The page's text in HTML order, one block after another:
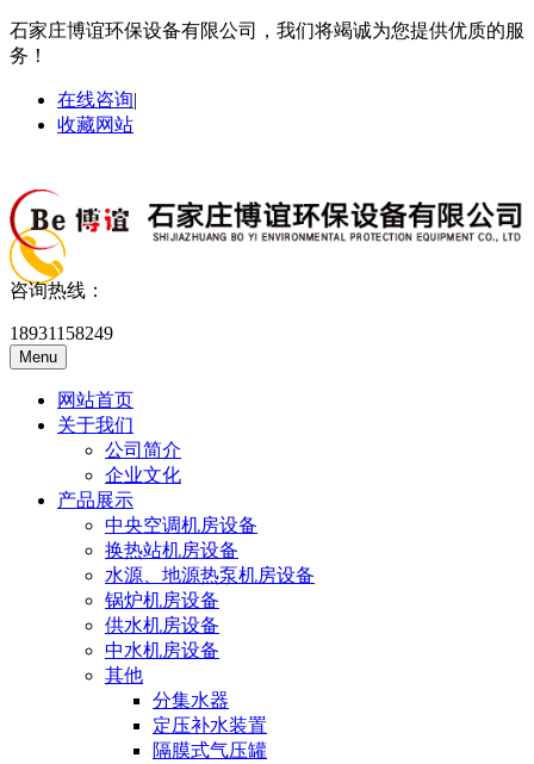
石家庄博谊环保设备有限公司，我们将竭诚为您提供优质的服
务！
在线咨询|
收藏网站
咨询热线：
18931158249
Menu
网站首页
关于我们
公司简介
企业文化
产品展示
中央空调机房设备
换热站机房设备
水源、地源热泵机房设备
锅炉机房设备
供水机房设备
中水机房设备
其他
分集水器
定压补水装置
隔膜式气压罐